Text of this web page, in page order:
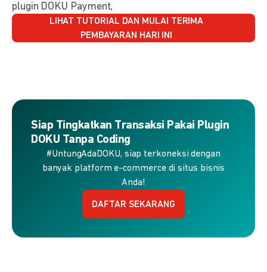
plugin DOKU Payment,
LIHAT TUTORIAL DAN MULAI TERIMA
PEMBAYARAN HARI INI
Siap Tingkatkan Transaksi Pakai Plugin
DOKU Tanpa Coding
#UntungAdaDOKU, siap terkoneksi dengan
banyak platform e-commerce di situs bisnis
Anda!
DAFTAR SEKARANG